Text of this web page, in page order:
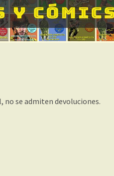
se admiten devoluciones.